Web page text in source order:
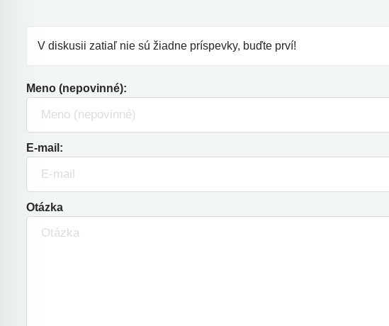
V diskusii zatiaľ nie sú žiadne príspevky, buďte prví!
Meno (nepovinné):
E-mail:
Otázka